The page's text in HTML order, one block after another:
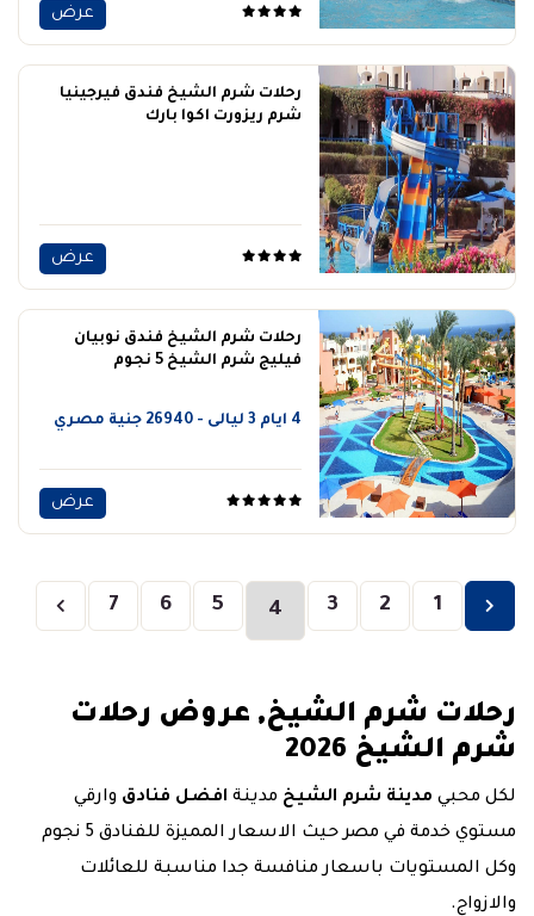
عرض
رحلات شرم الشيخ فندق فيرجينيا
شرم ريزورت اكوا بارك
عرض
رحلات شرم الشيخ فندق نوبيان
فيليج شرم الشيخ 5 نجوم
4 ايام 3 ليالى - 26940 جنية مصري
عرض
1
2
3
4
5
6
7
رحلات شرم الشيخ, عروض رحلات
شرم الشيخ 2026
لكل محبي مدينة شرم الشيخ مدينة افضل فنادق وارقي
مستوي خدمة في مصر حيث الاسعار المميزة للفنادق 5 نجوم
وكل المستويات باسعار منافسة جدا مناسبة للعائلات
والازواج.